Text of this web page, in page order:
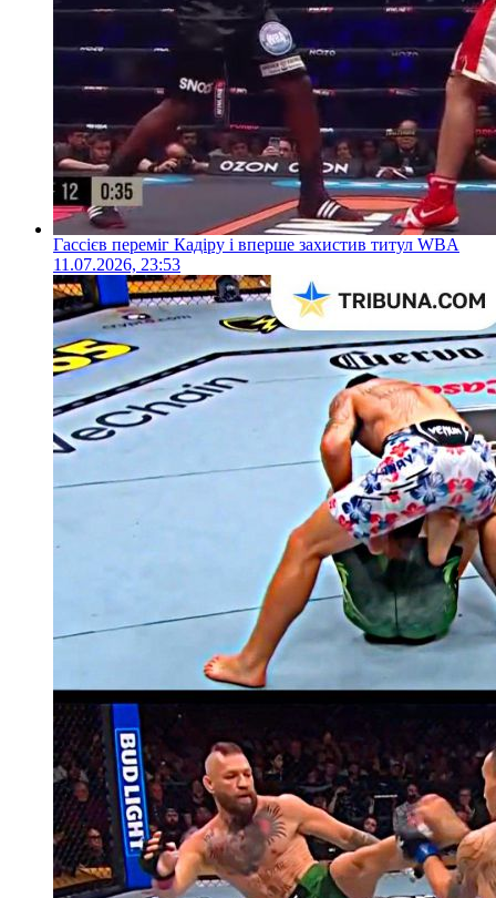
Гассієв переміг Кадіру і вперше захистив титул WBA
11.07.2026, 23:53